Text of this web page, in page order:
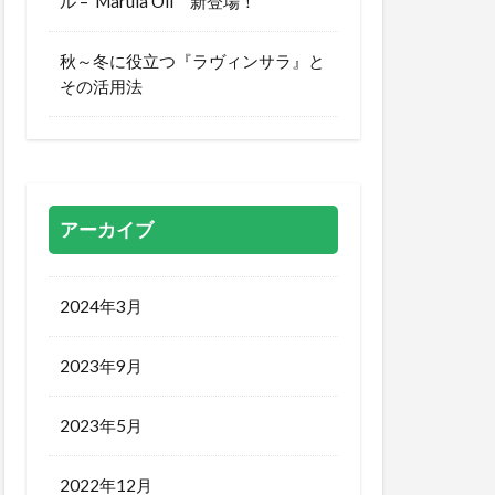
秋～冬に役立つ『ラヴィンサラ』と
その活用法
アーカイブ
2024年3月
2023年9月
2023年5月
2022年12月